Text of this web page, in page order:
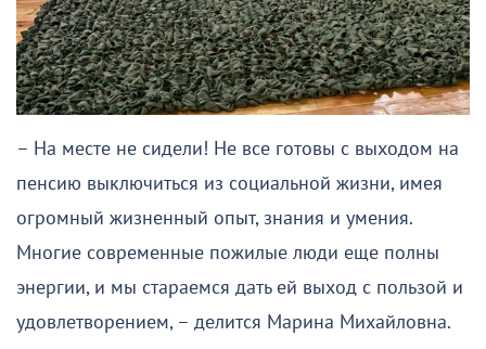
– На месте не сидели! Не все готовы с выходом на
пенсию выключиться из социальной жизни, имея
огромный жизненный опыт, знания и умения.
Многие современные пожилые люди еще полны
энергии, и мы стараемся дать ей выход с пользой и
удовлетворением, – делится Марина Михайловна.